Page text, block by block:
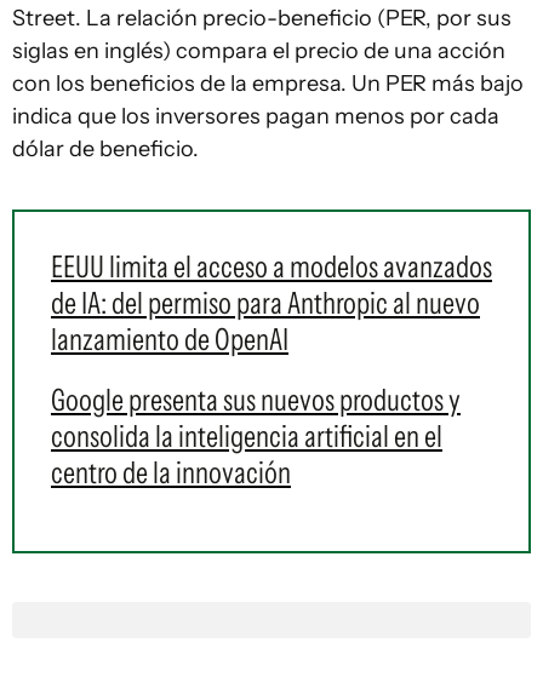
Street. La relación precio-beneficio (PER, por sus
siglas en inglés) compara el precio de una acción
con los beneficios de la empresa. Un PER más bajo
indica que los inversores pagan menos por cada
dólar de beneficio.
EEUU limita el acceso a modelos avanzados
de IA: del permiso para Anthropic al nuevo
lanzamiento de OpenAI
Google presenta sus nuevos productos y
consolida la inteligencia artificial en el
centro de la innovación